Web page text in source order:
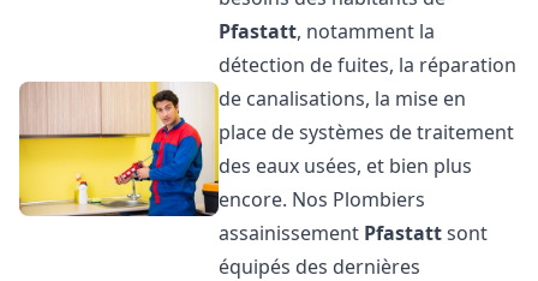
Pfastatt, notamment la
détection de fuites, la réparation
de canalisations, la mise en
place de systèmes de traitement
des eaux usées, et bien plus
encore. Nos Plombiers
assainissement Pfastattsont
équipés des dernières